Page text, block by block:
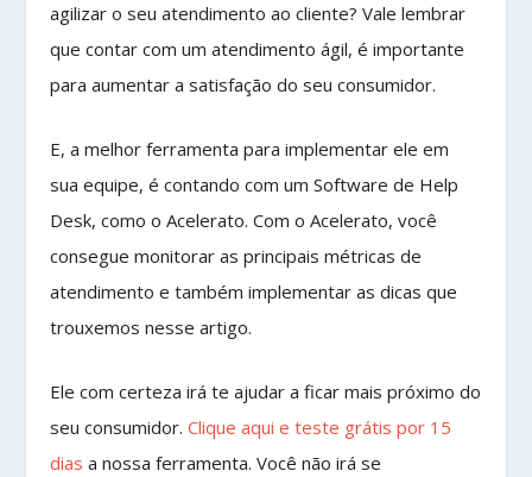
agilizar o seu atendimento ao cliente? Vale lembrar
que contar com um atendimento ágil, é importante
para aumentar a satisfação do seu consumidor.
E, a melhor ferramenta para implementar ele em
sua equipe, é contando com um Software de Help
Desk, como o Acelerato. Com o Acelerato, você
consegue monitorar as principais métricas de
atendimento e também implementar as dicas que
trouxemos nesse artigo.
Ele com certeza irá te ajudar a ficar mais próximo do
seu consumidor.Clique aqui e teste grátis por 15
dias a nossa ferramenta. Você não irá se